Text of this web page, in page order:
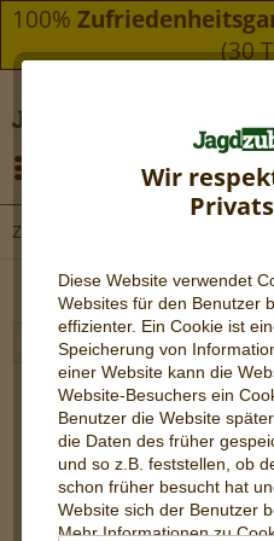
100%
(30
Wir
Diese Website verwendet
Websites für den Benutzer
effizienter. Ein Cookie ist
Speicherung von
einer Website kann die
Website-Besuchers ein
Benutzer die Website
die Daten des früher
und so z.B. feststellen, ob
schon früher besucht hat
Website sich der Benutzer
Mehr Informationen zu
Zenith Zielfernrohre